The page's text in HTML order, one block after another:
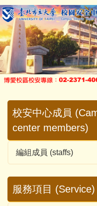
跳
到
主
要
內
容
區
校安中心成員
center members)
編組成員 (staffs)
服務項目 (Service)